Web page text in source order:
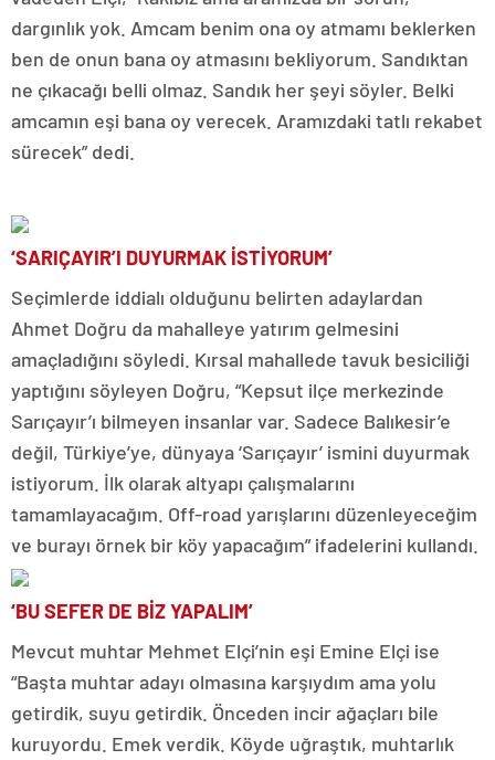
dargınlık yok. Amcam benim ona oy atmamı beklerken
ben de onun bana oy atmasını bekliyorum. Sandıktan
ne çıkacağı belli olmaz. Sandık her şeyi söyler. Belki
amcamın eşi bana oy verecek. Aramızdaki tatlı rekabet
sürecek” dedi.
‘SARIÇAYIR’I DUYURMAK İSTİYORUM’
Seçimlerde iddialı olduğunu belirten adaylardan
Ahmet Doğru da mahalleye yatırım gelmesini
amaçladığını söyledi. Kırsal mahallede tavuk besiciliği
yaptığını söyleyen Doğru, “Kepsut ilçe merkezinde
Sarıçayır’ı bilmeyen insanlar var. Sadece Balıkesir’e
değil, Türkiye’ye, dünyaya ‘Sarıçayır’ ismini duyurmak
istiyorum. İlk olarak altyapı çalışmalarını
tamamlayacağım. Off-road yarışlarını düzenleyeceğim
ve burayı örnek bir köy yapacağım” ifadelerini kullandı.
‘BU SEFER DE BİZ YAPALIM’
Mevcut muhtar Mehmet Elçi’nin eşi Emine Elçi ise
“Başta muhtar adayı olmasına karşıydım ama yolu
getirdik, suyu getirdik. Önceden incir ağaçları bile
kuruyordu. Emek verdik. Köyde uğraştık, muhtarlık